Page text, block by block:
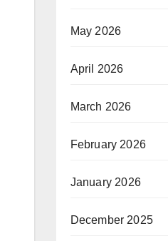
May 2026
April 2026
March 2026
February 2026
January 2026
December 2025